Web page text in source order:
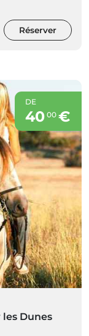
Réserver
DE
40 00€
Dunes